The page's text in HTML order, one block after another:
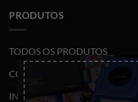
PRODUTOS
TODOS OS PRODUTOS
CONSOLAS E VIDEOJOGOS
INFORMÁTICA